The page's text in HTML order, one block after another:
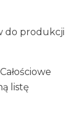
do produkcji
listę